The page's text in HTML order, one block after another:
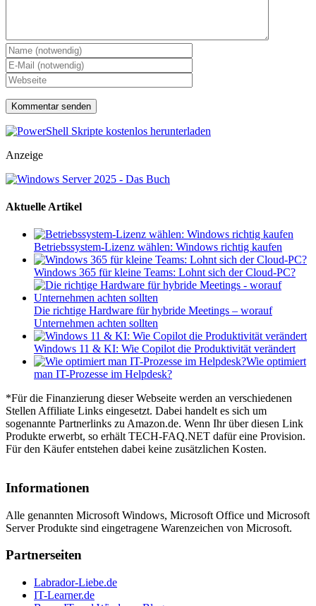
Anzeige
Aktuelle Artikel
Betriebssystem-Lizenz wählen: Windows richtig kaufen
Windows 365 für kleine Teams: Lohnt sich der Cloud-PC?
Die richtige Hardware für hybride Meetings – worauf
Unternehmen achten sollten
Windows 11 & KI: Wie Copilot die Produktivität verändert
Wie optimiert
man IT-Prozesse im Helpdesk?
*Für die Finanzierung dieser Webseite werden an verschiedenen
Stellen Affiliate Links eingesetzt. Dabei handelt es sich um
sogenannte Partnerlinks zu Amazon.de. Wenn Ihr über diesen Link
Produkte erwerbt, so erhält TECH-FAQ.NET dafür eine Provision.
Für den Käufer entstehen dabei keine zusätzlichen Kosten.
Informationen
Alle genannten Microsoft Windows, Microsoft Office und Microsoft
Server Produkte sind eingetragene Warenzeichen von Microsoft.
Partnerseiten
Labrador-Liebe.de
IT-Learner.de